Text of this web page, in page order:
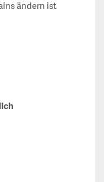
ändern ist